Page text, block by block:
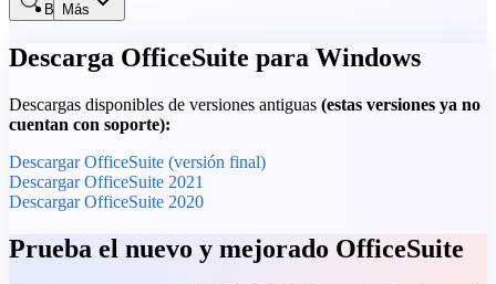
Más
Buscar
Descarga OfficeSuite para Windows
Descargas disponibles de versiones antiguas (estas versiones ya no
cuentan con soporte):
Descargar OfficeSuite (versión final)
Descargar OfficeSuite 2021
Descargar OfficeSuite 2020
Prueba el nuevo y mejorado OfficeSuite